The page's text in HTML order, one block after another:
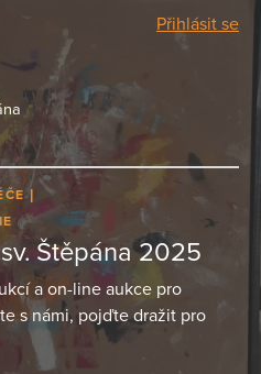
Přihlásit se
Štěpána 2025
a on-line aukce pro
s námi, pojďte dražit pro